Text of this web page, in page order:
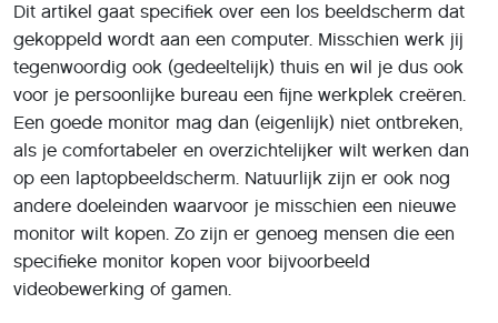
Dit artikel gaat specifiek over een los beeldscherm dat
gekoppeld wordt aan een computer. Misschien werk jij
tegenwoordig ook (gedeeltelijk) thuis en wil je dus ook
voor je persoonlijke bureau een fijne werkplek creëren.
Een goede monitor mag dan (eigenlijk) niet ontbreken,
als je comfortabeler en overzichtelijker wilt werken dan
op een laptopbeeldscherm. Natuurlijk zijn er ook nog
andere doeleinden waarvoor je misschien een nieuwe
monitor wilt kopen. Zo zijn er genoeg mensen die een
specifieke monitor kopen voor bijvoorbeeld
videobewerking of gamen.